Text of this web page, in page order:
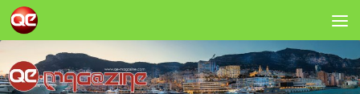
Salta al contenuto